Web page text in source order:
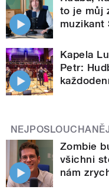
to je můj
muzikant
Kapela
Petr:
Zombie
všichni
nám